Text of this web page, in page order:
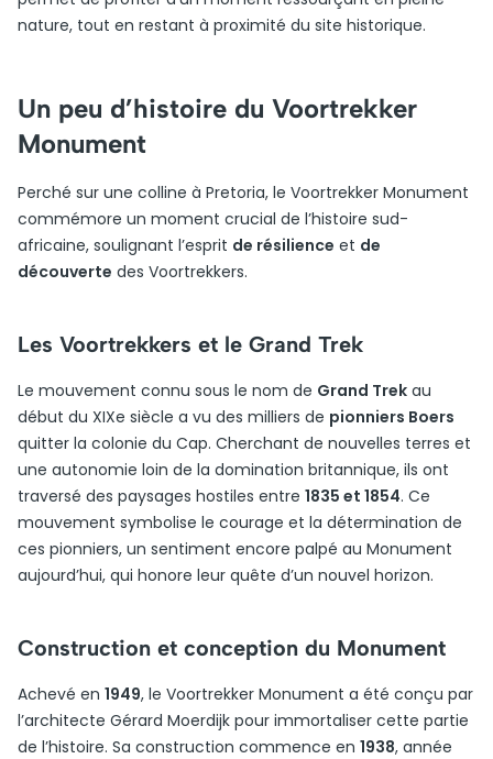
nature, tout en restant à proximité du site historique.
Un peu d’histoire du Voortrekker
Monument
Perché sur une colline à Pretoria, le Voortrekker Monument
commémore un moment crucial de l’histoire sud-
africaine, soulignant l’esprit de résilience et de
découverte des Voortrekkers.
Les Voortrekkers et le Grand Trek
Le mouvement connu sous le nom de Grand Trek au
début du XIXe siècle a vu des milliers de pionniers Boers
quitter la colonie du Cap. Cherchant de nouvelles terres et
une autonomie loin de la domination britannique, ils ont
traversé des paysages hostiles entre 1835 et 1854. Ce
mouvement symbolise le courage et la détermination de
ces pionniers, un sentiment encore palpé au Monument
aujourd’hui, qui honore leur quête d’un nouvel horizon.
Construction et conception du Monument
Achevé en 1949, le Voortrekker Monument a été conçu par
l’architecte Gérard Moerdijk pour immortaliser cette partie
de l’histoire. Sa construction commence en 1938, année